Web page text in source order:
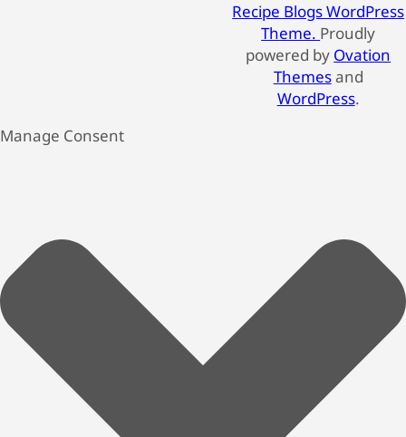
Recipe Blogs WordPress
Theme. Proudly
powered by Ovation
Themesand
WordPress.
Manage Consent